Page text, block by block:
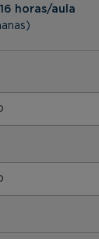
horas/aula